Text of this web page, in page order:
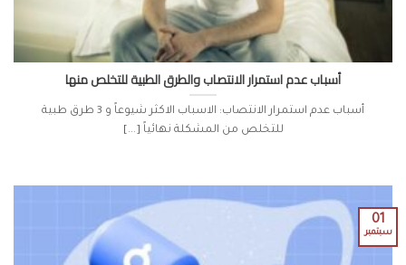
أسباب عدم استمرار الانتصاب والطرق الطبية للتخلص منها
أسباب عدم استمرار الانتصاب: الاسباب الاكثر شيوعاً و 3 طرق طبية
للتخلص من المشكلة نهائياً [...]
01
سبتمبر